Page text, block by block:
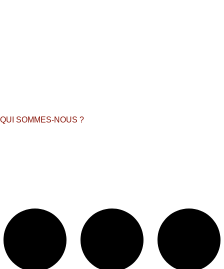
QUI SOMMES-NOUS ?